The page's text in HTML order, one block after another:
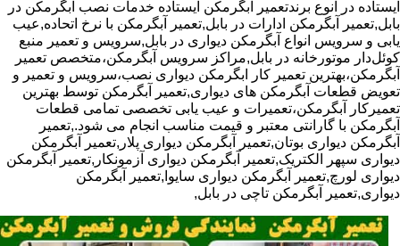
ایستاده در انوع برندتعمیر آبگرمکن ایستاده خدمات نصب آبگرمکن در
بابل,تعمیر آبگرمکن ادارات در بابل,تعمیر آبگرمکن با نرخ اتحاده,عیب
یابی و سرویس انواع آبگرمکن دیواری در بابل,سرویس و تعمیر منبع
کوئل‌دار موتورخانه در بابل,مراکز سرویس آبگرمکن،متخصص تعمیر
آبگرمکن،بهترین تعمیر کار ابگرمکن دیواری نصب،سرویس و تعمیر و
تعویض قطعات آبگرمکن های دیواری,تعمیر آبگرمکن توسط بهترین
تعمیرکار آبگرمکن،تعمیرات و عیب یابی تخصصی تمامی قطعات
آبگرمکن با گارانتی معتبر و قیمت مناسب انجام می شود.,تعمیر
آبگرمکن دیواری بوتان,تعمیر آبگرمکن دیواری پلار,تعمیر آبگرمکن
دیواری سپهر الکتریک,تعمیر آبگرمکن دیواری آزمونکار,تعمیر آبگرمکن
دیواری لورچ,تعمیر آبگرمکن دیواری سایوا,تعمیر آبگرمکن
دیواری,تعمیر آبگرمکن تاچی در بابل,